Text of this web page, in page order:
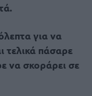
για να
τελικά πάσαρε
να σκοράρει σε